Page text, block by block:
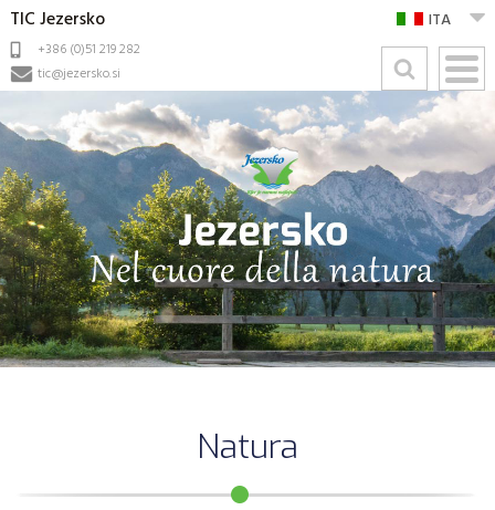
TIC Jezersko
+386 (0)51 219 282
tic@jezersko.si
ITA
Natura